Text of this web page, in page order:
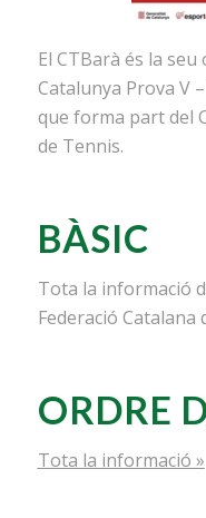
El CTBarà és la
Catalunya Prova V
que forma part del
de Tennis.
BÀSIC
Tota la informació
Federació Catalana
ORDRE
Tota la informació »